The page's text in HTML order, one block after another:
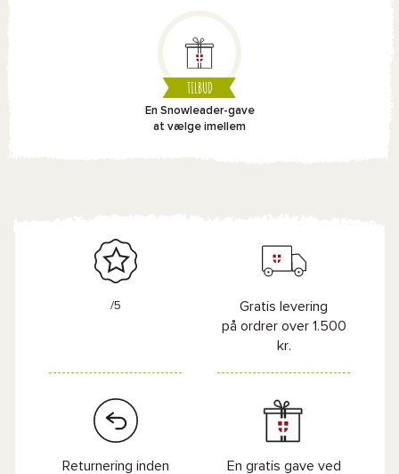
TILBUD
En Snowleader-gave
at vælge imellem
/5
Gratis levering
på ordrer over 1.500
kr.
Returnering inden
En gratis gave ved